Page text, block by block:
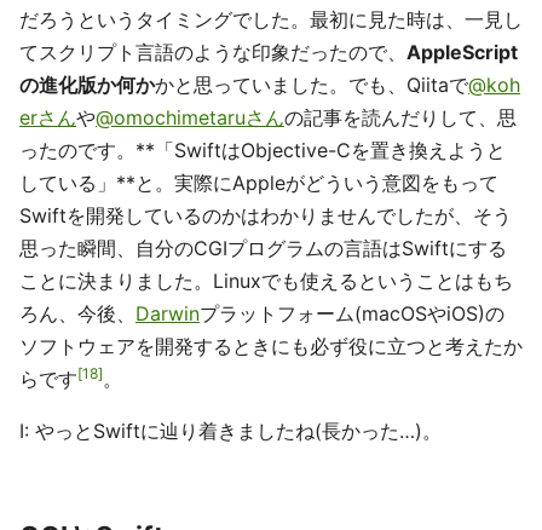
だろうというタイミングでした。最初に見た時は、一見し
てスクリプト言語のような印象だったので、 AppleScript
の進化版か何かかと思っていました。でも、Qiitaで@koh
erさんや@omochimetaruさんの記事を読んだりして、思
ったのです。**「SwiftはObjective-Cを置き換えようと
している」**と。実際にAppleがどういう意図をもって
Swiftを開発しているのかはわかりませんでしたが、そう
思った瞬間、自分のCGIプログラムの言語はSwiftにする
ことに決まりました。Linuxでも使えるということはもち
ろん、今後、 Darwinプラットフォーム(macOSやiOS)の
ソフトウェアを開発するときにも必ず役に立つと考えたか
らです 18 。
I: やっとSwiftに辿り着きましたね(長かった…)。